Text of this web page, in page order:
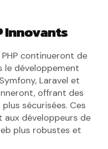
Innovants
continueront de
le développement
Laravel et
offrant des
sécurisées. Ces
développeurs de
plus robustes et